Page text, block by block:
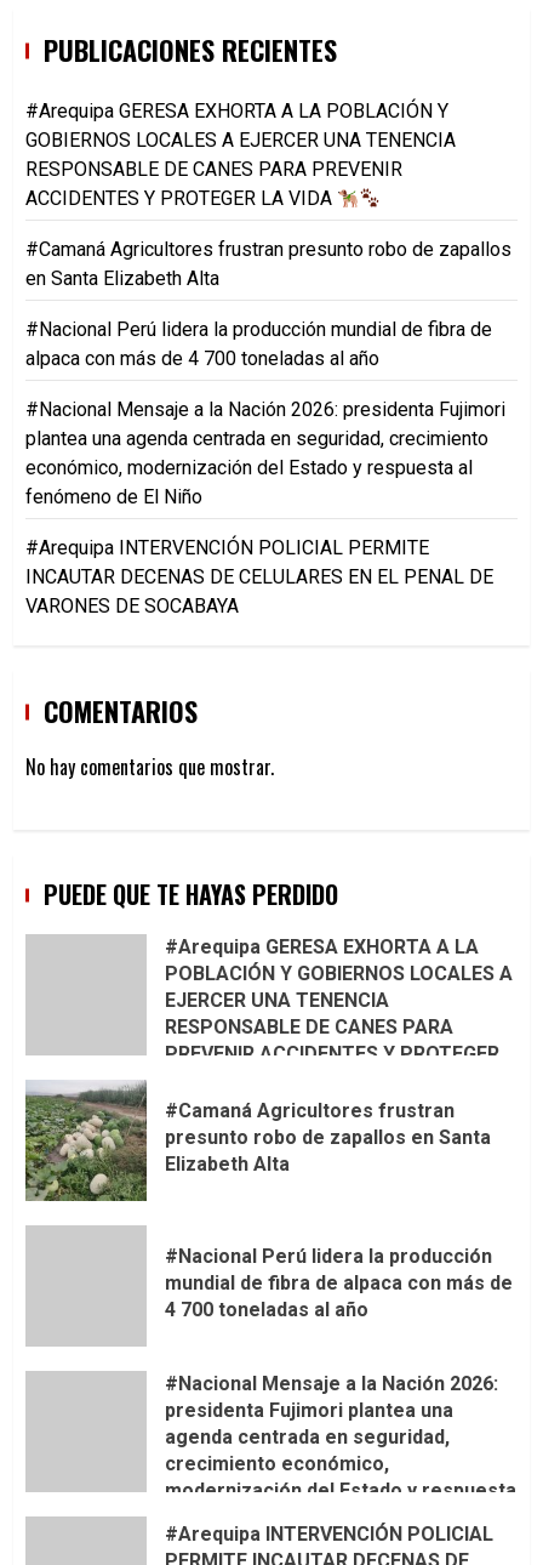
PUBLICACIONES RECIENTES
#Arequipa GERESA EXHORTA A LA POBLACIÓN Y
GOBIERNOS LOCALES A EJERCER UNA TENENCIA
RESPONSABLE DE CANES PARA PREVENIR
ACCIDENTES Y PROTEGER LA VIDA
#Camaná Agricultores frustran presunto robo de zapallos
en Santa Elizabeth Alta
#Nacional Perú lidera la producción mundial de fibra de
alpaca con más de 4 700 toneladas al año
#Nacional Mensaje a la Nación 2026: presidenta Fujimori
plantea una agenda centrada en seguridad, crecimiento
económico, modernización del Estado y respuesta al
fenómeno de El Niño
#Arequipa INTERVENCIÓN POLICIAL PERMITE
INCAUTAR DECENAS DE CELULARES EN EL PENAL DE
VARONES DE SOCABAYA
COMENTARIOS
No hay comentarios que mostrar.
PUEDE QUE TE HAYAS PERDIDO
#Arequipa GERESA EXHORTA A LA
POBLACIÓN Y GOBIERNOS LOCALES A
EJERCER UNA TENENCIA
RESPONSABLE DE CANES PARA
PREVENIR ACCIDENTES Y PROTEGER
#Camaná Agricultores frustran
presunto robo de zapallos en Santa
Elizabeth Alta
#Nacional Perú lidera la producción
mundial de fibra de alpaca con más de
4 700 toneladas al año
#Nacional Mensaje a la Nación 2026:
presidenta Fujimori plantea una
agenda centrada en seguridad,
crecimiento económico,
modernización del Estado y respuesta
#Arequipa INTERVENCIÓN POLICIAL
PERMITE INCAUTAR DECENAS DE